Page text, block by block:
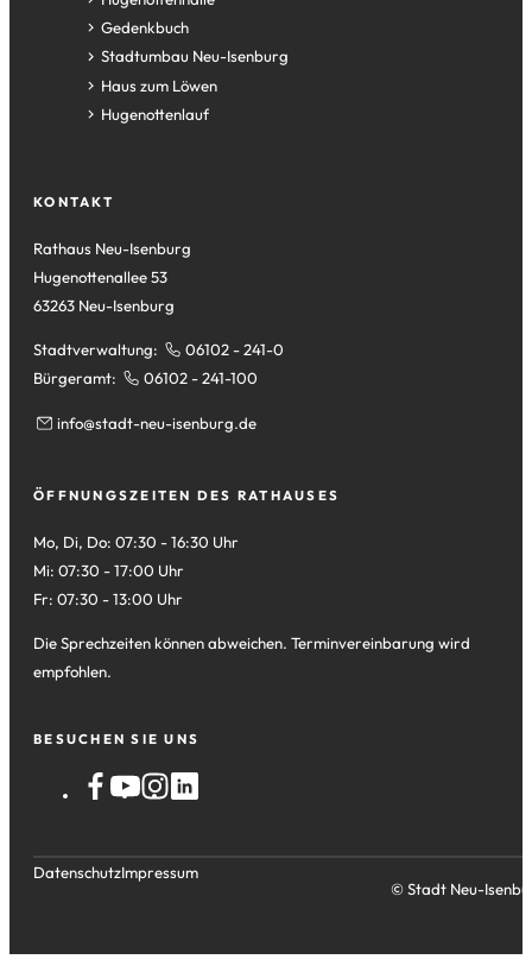
in
einem
neuen
Tab)
Gedenkbuch
(Öffnet
in
einem
neuen
Stadtumbau Neu-Isenburg
(Öffnet
in
einem
Haus zum Löwen
(Öffnet
in
Tab)
Hugenottenlauf
(Öffnet
neuen
KONTAKT
Rathaus Neu-Isenburg
Hugenottenallee 53
63263 Neu-Isenburg
Stadtverwaltung:
06102 - 241-0
Bürgeramt:
06102 - 241-100
info stadt-neu-isenburg de
ÖFFNUNGSZEITEN DES RATHAUSES
Mo, Di, Do: 07:30 - 16:30 Uhr
Mi: 07:30 - 17:00 Uhr
Fr: 07:30 - 13:00 Uhr
Die Sprechzeiten können abweichen. Terminvereinbarung wird
empfohlen.
BESUCHEN SIE UNS
DatenschutzImpressum
© Stadt Neu-